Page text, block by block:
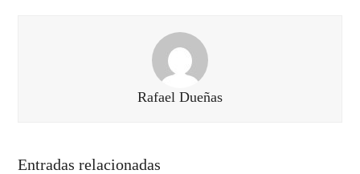
Rafael Dueñas
Entradas relacionadas